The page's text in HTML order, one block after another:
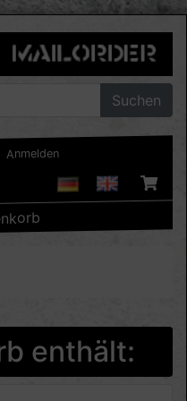
Suchen
Anmelden
enthält: